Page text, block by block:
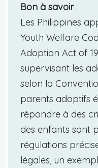
Bon à savoir:
Les Philippines
Youth Welfare
Adoption Act of
supervisant les
selon la
parents adoptifs
répondre à des
des enfants sont
régulations
légales, un